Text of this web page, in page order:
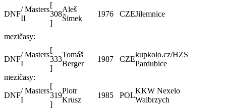
DNF
/ Masters
II
[
308
]
Aleš
Šimek
1976 CZEJilemnice
mezičasy:
DNF
/ Masters
I
[
333
]
Tomáš
Berger
1987 CZE
kupkolo.cz/HZS
Pardubice
mezičasy:
DNF
/ Masters
I
[
319
]
Piotr
Krusz
1985 POL
KKW Nexelo
Walbrzych